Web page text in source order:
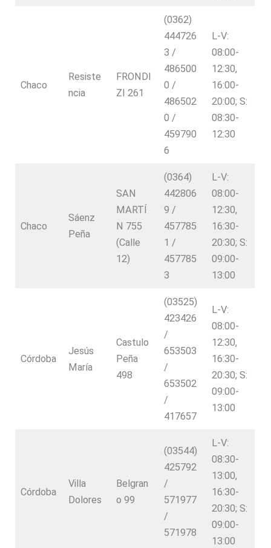
Chaco
Resiste
ncia
FRONDI
ZI 261
(0362)
444726
3 /
486500
0 /
486502
0 /
459790
6
L-V:
08:00-
12:30,
16:00-
20:00; S:
08:30-
12:30
Chaco
Sáenz
Peña
SAN
MARTÍ
N 755
(Calle
12)
(0364)
442806
9 /
457785
1 /
457785
3
L-V:
08:00-
12:30,
16:30-
20:30; S:
09:00-
13:00
Córdoba
Jesús
María
Castulo
Peña
498
(03525)
423426
/
653503
/
653502
/
417657
L-V:
08:00-
12:30,
16:30-
20:30; S:
09:00-
13:00
Córdoba
Villa
Dolores
Belgran
o 99
(03544)
425792
/
571977
/
571978
L-V:
08:30-
13:00,
16:30-
20:30; S:
09:00-
13:00